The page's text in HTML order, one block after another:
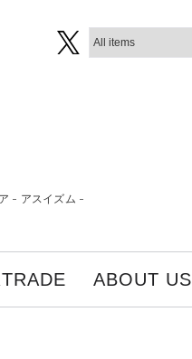
- アスイズム -
ABOUT US